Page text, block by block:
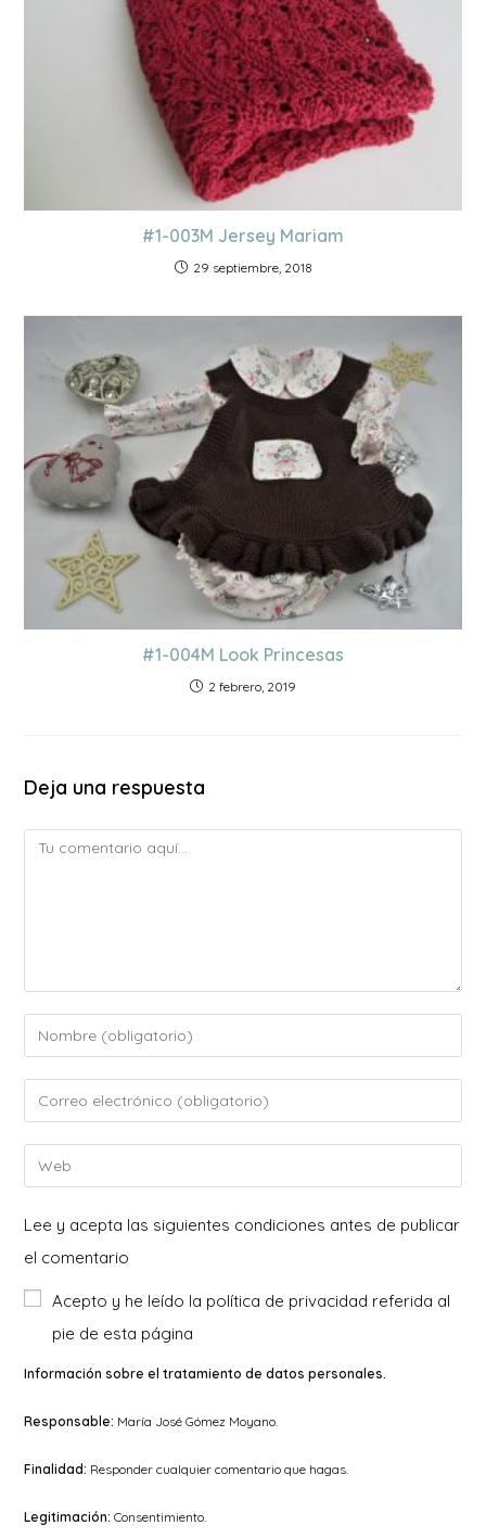
#1-003M Jersey Mariam
29 septiembre, 2018
#1-004M Look Princesas
2 febrero, 2019
Deja una respuesta
Comentario
Introduce
tu
o
nombre
para
Introduce
tu
de
correo
comentar
Introduce
la
URL
de
web
(opcional)
Lee y acepta las siguientes condiciones antes de publicar
el comentario
Acepto y he leído la política de privacidad referida al
pie de esta página
Información sobre el tratamiento de datos personales.
Responsable: María José Gómez Moyano.
Finalidad: Responder cualquier comentario que hagas.
Legitimación: Consentimiento.